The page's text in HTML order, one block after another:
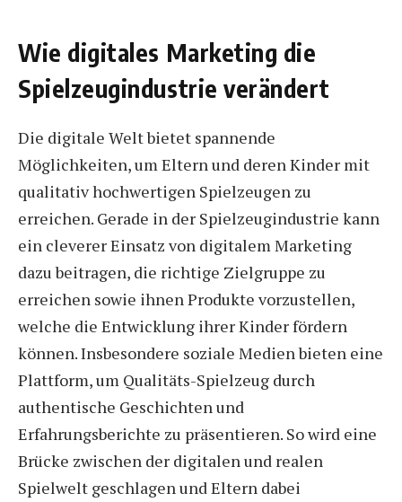
Wie digitales Marketing die
Spielzeugindustrie verändert
Die digitale Welt bietet spannende
Möglichkeiten, um Eltern und deren Kinder mit
qualitativ hochwertigen Spielzeugen zu
erreichen. Gerade in der Spielzeugindustrie kann
ein cleverer Einsatz von digitalem Marketing
dazu beitragen, die richtige Zielgruppe zu
erreichen sowie ihnen Produkte vorzustellen,
welche die Entwicklung ihrer Kinder fördern
können. Insbesondere soziale Medien bieten eine
Plattform, um Qualitäts-Spielzeug durch
authentische Geschichten und
Erfahrungsberichte zu präsentieren. So wird eine
Brücke zwischen der digitalen und realen
Spielwelt geschlagen und Eltern dabei